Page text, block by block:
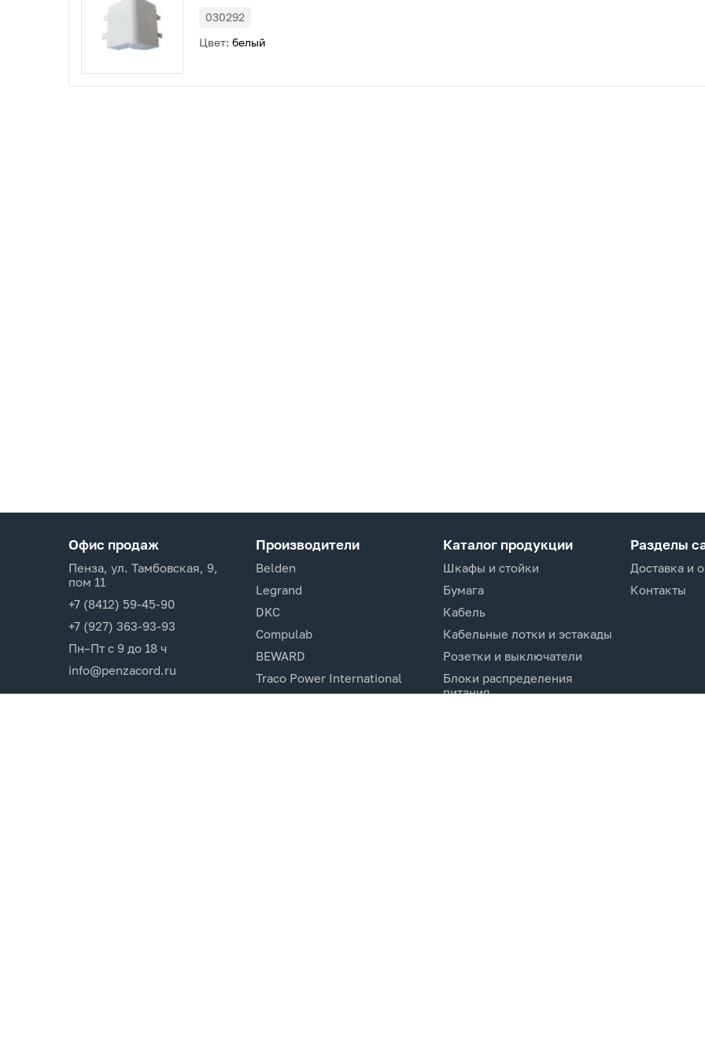
030292
Цвет: белый
Офис продаж
Пенза, ул. Тамбовская, 9,
пом 11
+7 (8412) 59-45-90
+7 (927) 363-93-93
Пн–Пт с 9 до 18 ч
info@penzacord.ru
Производители
Belden
Legrand
DKC
Compulab
BEWARD
Traco Power International
Каталог продукции
Шкафы и стойки
Бумага
Кабель
Кабельные лотки и эстакады
Розетки и выключатели
Блоки распределения
питания
Разделы
Доставка и
Контакты